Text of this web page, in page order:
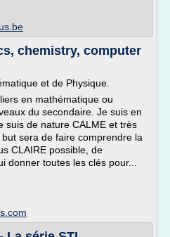
chemistry, computer
et de Physique.
en mathématique ou
du secondaire. Je suis en
suis de nature CALME et très
sera de faire comprendre la
CLAIRE possible, de
donner toutes les clés pour...